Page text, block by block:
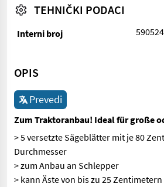
TEHNIČKI PODACI
Interni broj
OPIS
Prevedi
Zum Traktoranbau! Ideal für große
> 5 versetzte Sägeblätter mit je 80
Durchmesser
> zum Anbau an Schlepper
> kann Äste von bis zu 25 Zentimetern